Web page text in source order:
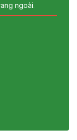
ngoài.